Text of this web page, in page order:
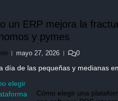
un ERP mejora la
y pymes
mayo 27, 2026 0
día de las pequeñas y medianas
Cómo elegir una